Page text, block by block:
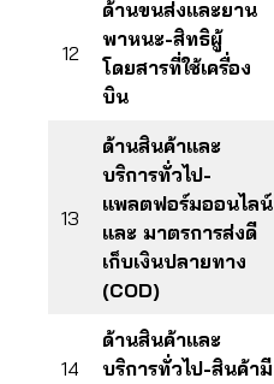
12
ด้านขนส่งและยาน
พาหนะ-สิทธิผู้
โดยสารที่ใช้เครื่อง
บิน
13
ด้านสินค้าและ
บริการทั่วไป-
แพลตฟอร์มออนไลน์
และ มาตรการส่งดี
เก็บเงินปลายทาง
(COD)
14
ด้านสินค้าและ
บริการทั่วไป-สินค้ามี